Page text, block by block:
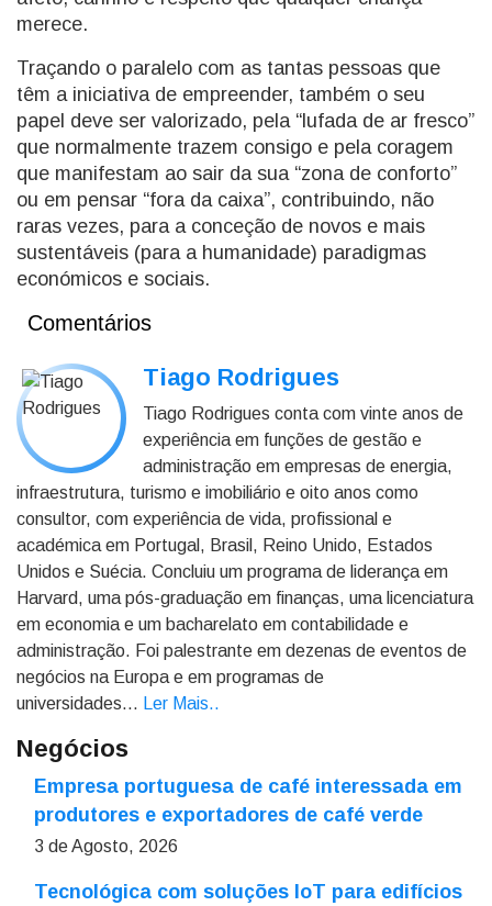
merece.
Traçando o paralelo com as tantas pessoas que
têm a iniciativa de empreender, também o seu
papel deve ser valorizado, pela “lufada de ar fresco”
que normalmente trazem consigo e pela coragem
que manifestam ao sair da sua “zona de conforto”
ou em pensar “fora da caixa”, contribuindo, não
raras vezes, para a conceção de novos e mais
sustentáveis (para a humanidade) paradigmas
económicos e sociais.
Comentários
Tiago Rodrigues
Tiago Rodrigues conta com vinte anos de
experiência em funções de gestão e
administração em empresas de energia,
infraestrutura, turismo e imobiliário e oito anos como
consultor, com experiência de vida, profissional e
académica em Portugal, Brasil, Reino Unido, Estados
Unidos e Suécia. Concluiu um programa de liderança em
Harvard, uma pós-graduação em finanças, uma licenciatura
em economia e um bacharelato em contabilidade e
administração. Foi palestrante em dezenas de eventos de
negócios na Europa e em programas de
universidades...
Ler Mais..
Negócios
Empresa portuguesa de café interessada em
produtores e exportadores de café verde
3 de Agosto, 2026
Tecnológica com soluções IoT para edifícios